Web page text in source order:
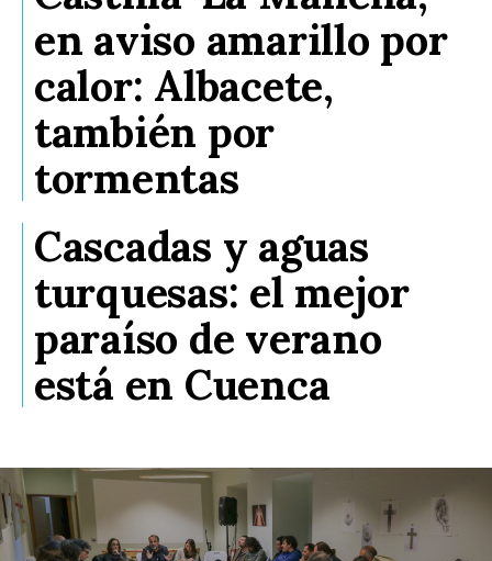
en aviso amarillo por
calor: Albacete,
también por
tormentas
Cascadas y aguas
turquesas: el mejor
paraíso de verano
está en Cuenca